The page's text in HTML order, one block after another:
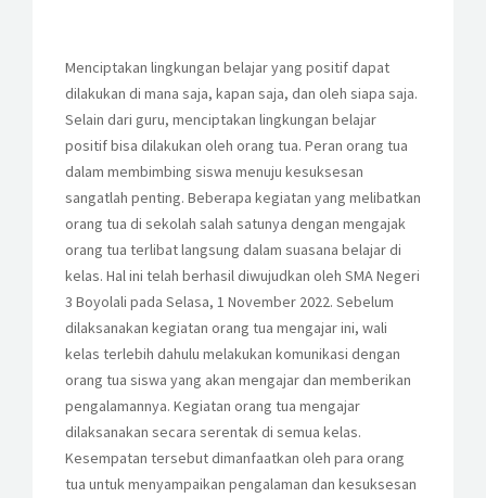
Menciptakan lingkungan belajar yang positif dapat
dilakukan di mana saja, kapan saja, dan oleh siapa saja.
Selain dari guru, menciptakan lingkungan belajar
positif bisa dilakukan oleh orang tua. Peran orang tua
dalam membimbing siswa menuju kesuksesan
sangatlah penting. Beberapa kegiatan yang melibatkan
orang tua di sekolah salah satunya dengan mengajak
orang tua terlibat langsung dalam suasana belajar di
kelas. Hal ini telah berhasil diwujudkan oleh SMA Negeri
3 Boyolali pada Selasa, 1 November 2022. Sebelum
dilaksanakan kegiatan orang tua mengajar ini, wali
kelas terlebih dahulu melakukan komunikasi dengan
orang tua siswa yang akan mengajar dan memberikan
pengalamannya. Kegiatan orang tua mengajar
dilaksanakan secara serentak di semua kelas.
Kesempatan tersebut dimanfaatkan oleh para orang
tua untuk menyampaikan pengalaman dan kesuksesan